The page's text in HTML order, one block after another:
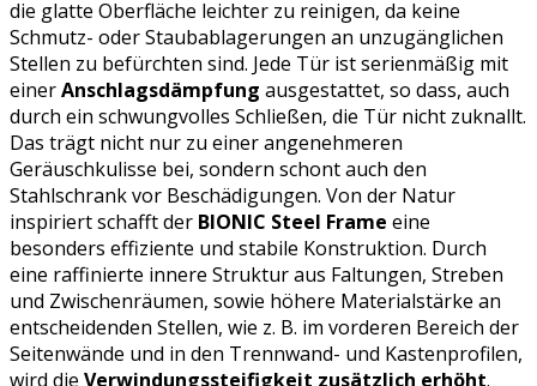
die glatte Oberfläche leichter zu reinigen, da keine
Schmutz- oder Staubablagerungen an unzugänglichen
Stellen zu befürchten sind. Jede Tür ist serienmäßig mit
einerAnschlagsdämpfung ausgestattet, so dass, auch
durch ein schwungvolles Schließen, die Tür nicht zuknallt.
Das trägt nicht nur zu einer angenehmeren
Geräuschkulisse bei, sondern schont auch den
Stahlschrank vor Beschädigungen. Von der Natur
inspiriert schafft der BIONIC Steel Frame eine
besonders effiziente und stabile Konstruktion. Durch
eine raffinierte innere Struktur aus Faltungen, Streben
und Zwischenräumen, sowie höhere Materialstärke an
entscheidenden Stellen, wie z. B. im vorderen Bereich der
Seitenwände und in den Trennwand- und Kastenprofilen,
wird die Verwindungssteifigkeit zusätzlich erhöht.